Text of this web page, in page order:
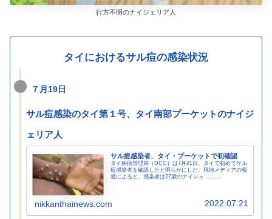
行方不明のナイジェリア人
タイにおけるサル痘の感染状況
７月19日
サル痘感染のタイ第１号、タイ南部プーケットのナイジ
ェリア人
サル痘感染者、タイ・プーケットで初確認
タイ疾病管理局（DCC）は7月21日、タイで初めてサル
痘感染者を確認したと明らかにした。現地メディアの報
道によると、感染者は27歳のナイジェ………
nikkanthainews.com 2022.07.21